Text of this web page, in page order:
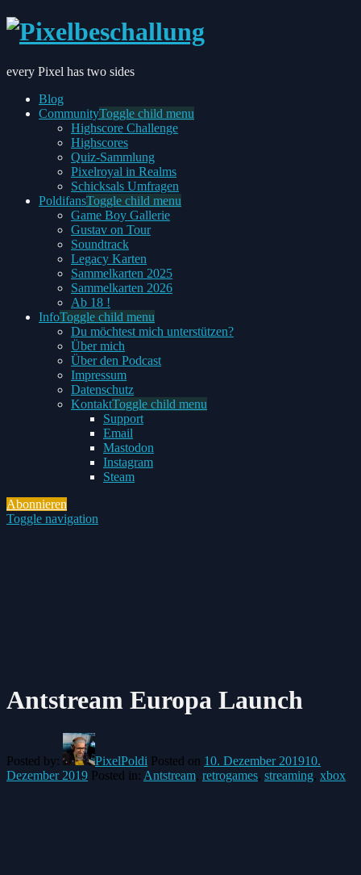
every Pixel has two sides
Blog
CommunityToggle child menu
Highscore Challenge
Highscores
Quiz-Sammlung
Pixelroyal in Realms
Schicksals Umfragen
PoldifansToggle child menu
Game Boy Gallerie
Gustav on Tour
Soundtrack
Legacy Karten
Sammelkarten 2025
Sammelkarten 2026
Ab 18 !
InfoToggle child menu
Du möchtest mich unterstützen?
Über mich
Über den Podcast
Impressum
Datenschutz
KontaktToggle child menu
Support
Email
Mastodon
Instagram
Steam
Abonnieren
Toggle navigation
Antstream Europa Launch
Posted by: PixelPoldi Posted on 10. Dezember 201910.
Dezember 2019 Posted in: Antstream, retrogames, streaming, xbox